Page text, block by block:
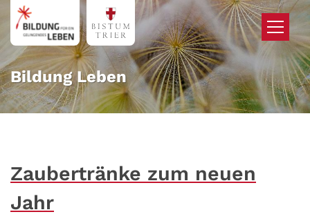
Zum Inhalt springen
Bildung Leben
Zaubertränke zum neuen
Jahr